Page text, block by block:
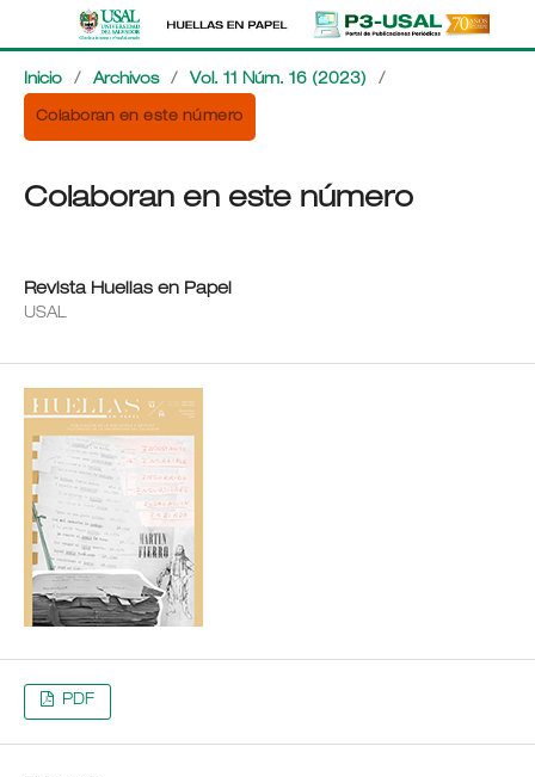
Inicio / Archivos / Vol. 11 Núm. 16 (2023) /
Colaboran en este número
Colaboran en este número
Revista Huellas en Papel
USAL
PDF